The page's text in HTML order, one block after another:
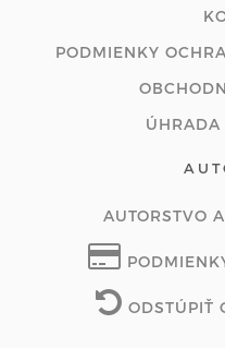
PODMIENKY
ÚHRADA
AUTORSTVO
ODSTÚPIŤ